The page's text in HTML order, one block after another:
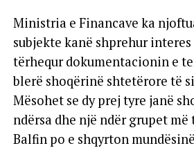
Ministria e Financave ka
subjekte kanë shprehur interes
tërhequr dokumentacionin e
blerë shoqërinë shtetërore të
Mësohet se dy prej tyre janë
ndërsa dhe një ndër grupet më
Balfin po e shqyrton